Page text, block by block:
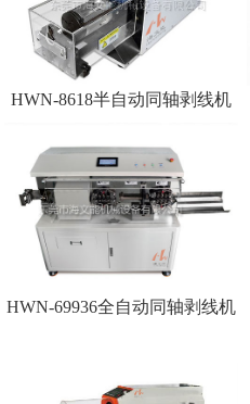
HWN-8618半自动同轴剥线机
HWN-69936全自动同轴剥线机